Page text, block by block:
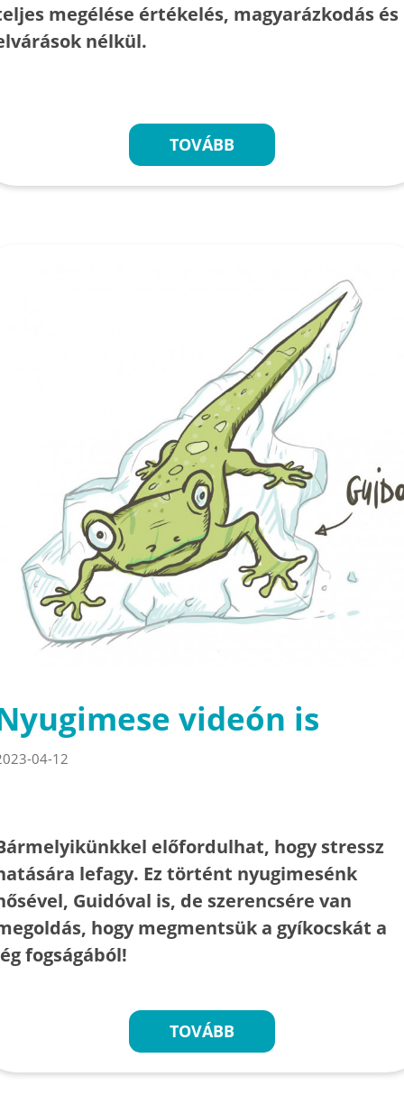
megélése értékelés, magyarázkodás és
nélkül.
TOVÁBB
videón is
04-12
előfordulhat, hogy stressz
lefagy. Ez történt nyugimesénk
Guidóval is, de szerencsére van
hogy megmentsük a gyíkocskát a
fogságából!
TOVÁBB